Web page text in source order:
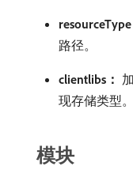
resourceType
路径。
clientlibs：
现存储类型。
模块